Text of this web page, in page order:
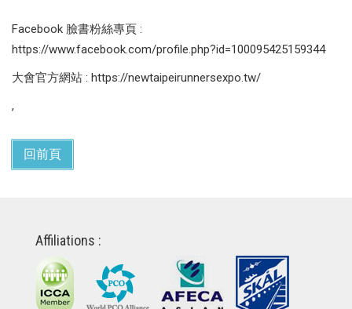
Facebook 臉書粉絲專頁 :
https://www.facebook.com/profile.php?id=100095425159344
大會官方網站 : https://newtaipeirunnersexpo.tw/
,
回前頁
Affiliations :